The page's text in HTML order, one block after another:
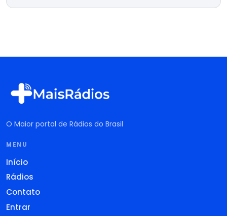
O Maior portal de Rádios do Brasil
MENU
Início
Rádios
Contato
Entrar